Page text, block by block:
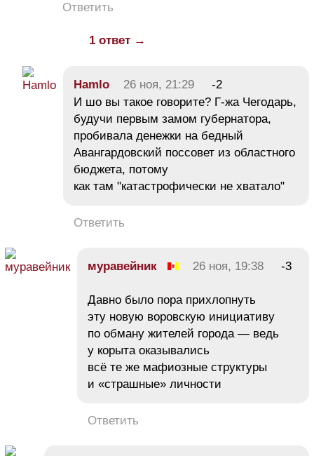
Ответить
1 ответ →
Hamlo 26 ноя, 21:29
-2
И шо вы такое говорите? Г-жа Чегодарь,
будучи первым замом губернатора,
пробивала денежки на бедный
Авангардовский поссовет из областного
бюджета, потому
как там "катастрофически не хватало"
Ответить
муравейник 26 ноя, 19:38 -3
Давно было пора прихлопнуть
эту новую воровскую инициативу
по обману жителей города — ведь
у корыта оказывались
всё те же мафиозные структуры
и «страшные» личности
Ответить